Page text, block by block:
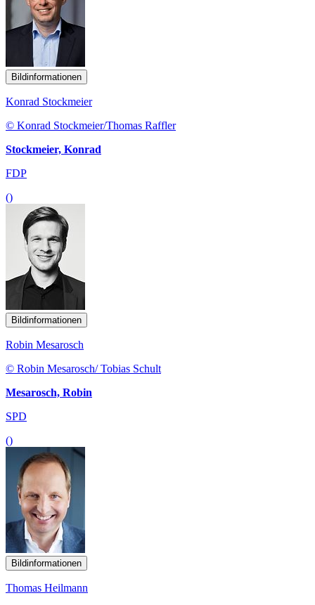
Bildinformationen
Konrad Stockmeier
© Konrad Stockmeier/Thomas Raffler
Stockmeier, Konrad
FDP
()
Bildinformationen
Robin Mesarosch
© Robin Mesarosch/ Tobias Schult
Mesarosch, Robin
SPD
()
Bildinformationen
Thomas Heilmann